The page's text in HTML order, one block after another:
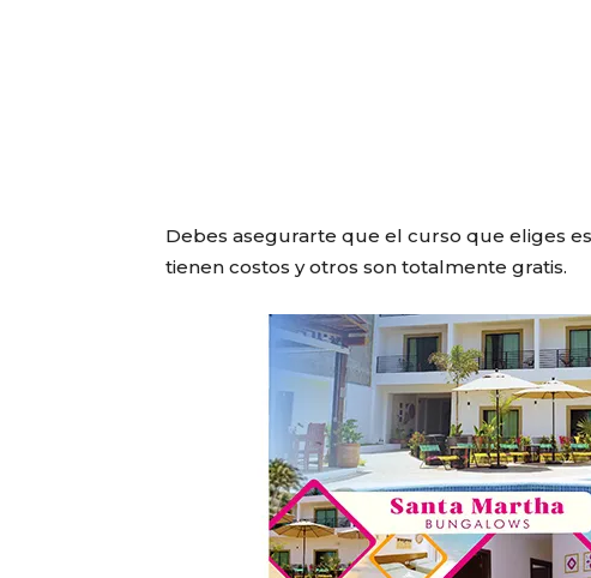
Debes asegurarte que el curso que eliges
tienen costos y otros son totalmente gratis.